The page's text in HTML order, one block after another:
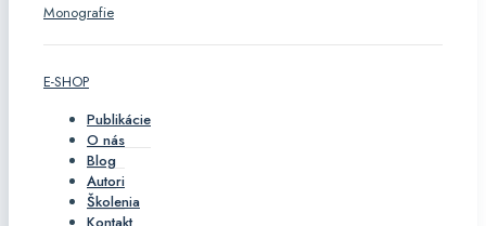
Monografie
E-SHOP
Publikácie
O nás
Blog
Autori
Školenia